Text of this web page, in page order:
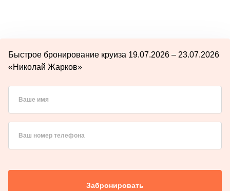
Быстрое бронирование круиза 19.07.2026 – 23.07.2026
«Николай Жарков»
Ваше имя
Ваш номер телефона
Забронировать